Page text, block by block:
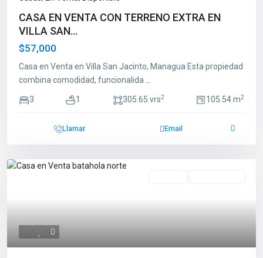
CASA EN VENTA CON TERRENO EXTRA EN
VILLA SAN...
$57,000
Casa en Venta en Villa San Jacinto, Managua Esta propiedad
combina comodidad, funcionalida
3 1 305.65 vrs2 105.54 m2
Llamar Email